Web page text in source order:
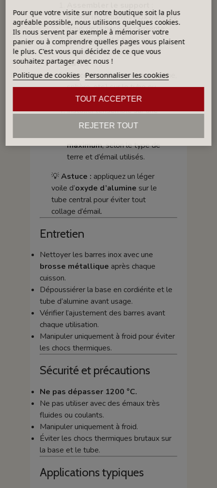
insérer les 3 barres inox dans les
trous de la base en cordiérite.
Positionner le tube en
aluminesur le sommet des
barres.
Placer la pièce creuse(cloche,
sphère, etc.) sur le tube ou
autour selon sa forme.
Installer l’ensemble sur une
plaque réfractaire stable
maximum, selon le type de
terre et d’émail utilisés.
💡Astuce : appliquez un léger
voile d’oxyde d’alumine sur le
tube central pour éviter tout
collage d’émail.
Entretien
Nettoyer les barres inox avec une
brosse métallique après chaque
cuisson.
Dépoussiérer la base en cordiérite et le
tube d’alumine avant usage.
Vérifier l’ajustement des barres avant
chaque utilisation.
Manipuler uniquement à froid pour éviter
les chocs thermiques.
Sécurité et précautions
Ne pas dépasser 1200 °C.
Ne pas utiliser avec des émaux très
fluides ou coulants.
Manipuler uniquement à froid.
Éviter les chocs thermiques brutaux sur
la base et le tube.
Applications typiques
Pour que votre visite sur notre boutique soit la plus
agréable possible, nous utilisons quelques cookies.
Ils nous servent par exemple à mémoriser votre
panier ou à comprendre quelles pages vous plaisent
le plus. C'est vous qui décidez de ce que vous
souhaitez partager avec nous !
Politique de cookies Personnaliser les cookies
REJETER TOUT
TOUT ACCEPTER